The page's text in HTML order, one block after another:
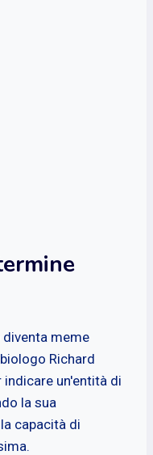
diventa meme
Richard
indicare un'entità di
la sua
capacità di